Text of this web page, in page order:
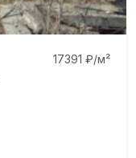
17391 ₽/м²